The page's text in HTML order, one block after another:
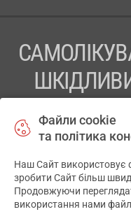
ПЕРЕД
ТОВ «АПТЕКА
Відмова
Файли cookie
та політика
Наш Сайт використовує
зробити Сайт більш
Продовжуючи
використання нами